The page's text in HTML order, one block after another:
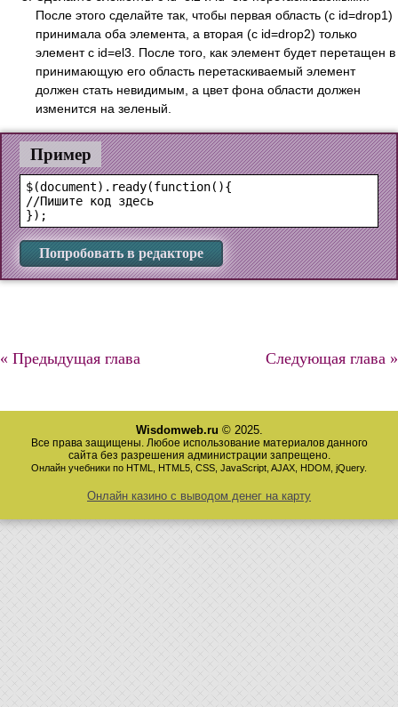
После этого сделайте так, чтобы первая область (c id=drop1)
принимала оба элемента, а вторая (c id=drop2) только
элемент с id=el3. После того, как элемент будет перетащен в
принимающую его область перетаскиваемый элемент
должен стать невидимым, а цвет фона области должен
изменится на зеленый.
Пример
$(document).ready(function(){
//Пишите код здесь
Попробовать в редакторе
« Предыдущая глава Следующая глава »
Wisdomweb.ru © 2025.
Все права защищены. Любое использование материалов данного
сайта без разрешения администрации запрещено.
Онлайн учебники по HTML, HTML5, CSS, JavaScript, AJAX, HDOM, jQuery.
Онлайн казино с выводом денег на карту